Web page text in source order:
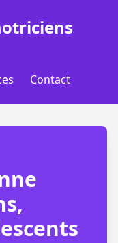
Contact